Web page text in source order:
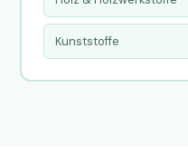
Kunststoffe